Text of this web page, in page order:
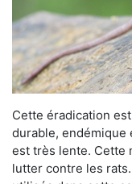
Cette éradication
durable, endémique
est très lente. Cette
lutter contre les